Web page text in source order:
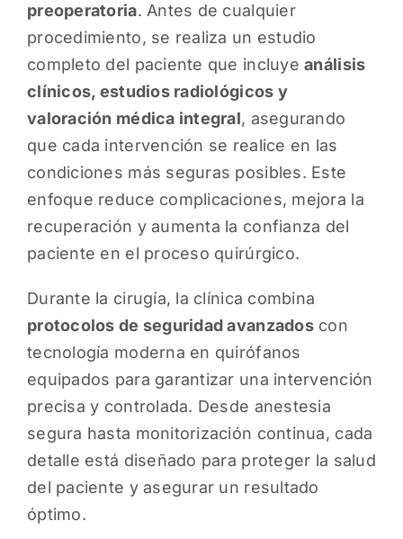
preoperatoria. Antes de cualquier
procedimiento, se realiza un estudio
completo del paciente que incluyeanálisis
clínicos, estudios radiológicos y
valoración médica integral, asegurando
que cada intervención se realice en las
condiciones más seguras posibles. Este
enfoque reduce complicaciones, mejora la
recuperación y aumenta la confianza del
paciente en el proceso quirúrgico.
Durante la cirugía, la clínica combina
protocolos de seguridad avanzadoscon
tecnología moderna en quirófanos
equipados para garantizar una intervención
precisa y controlada. Desde anestesia
segura hasta monitorización continua, cada
detalle está diseñado para proteger la salud
del paciente y asegurar un resultado
óptimo.